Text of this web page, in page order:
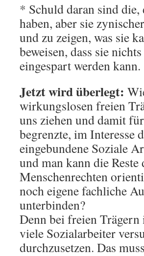
* Schuld daran sind
haben, aber sie
und zu zeigen, was sie
beweisen, dass sie
eingespart werden kann.
Jetzt wird überlegt:
wirkungslosen freien
uns ziehen und damit
begrenzte, im Interesse
eingebundene Soziale
und man kann die
Menschenrechten
noch eigene fachliche
unterbinden?
Denn bei freien Trägern
viele Sozialarbeiter
durchzusetzen. Das